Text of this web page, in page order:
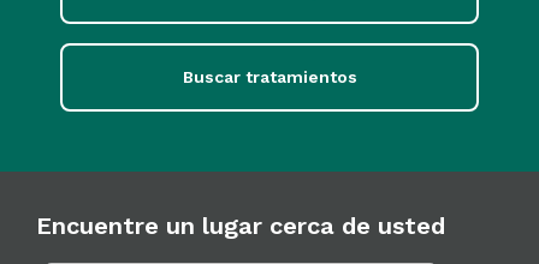
Buscar tratamientos
Encuentre un lugar cerca de usted